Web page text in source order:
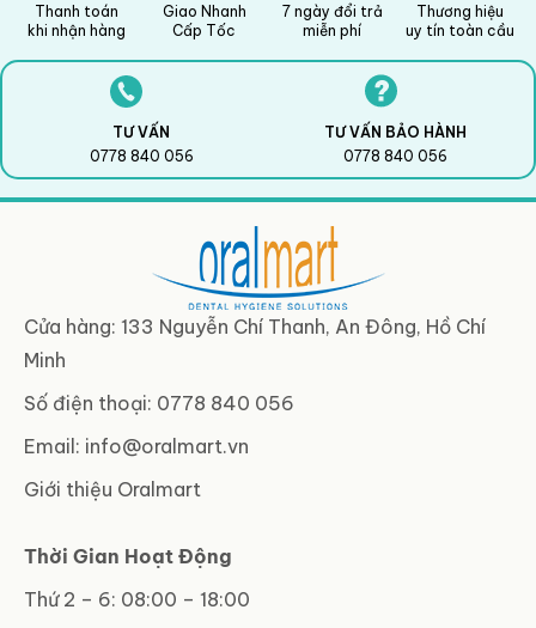
Thanh toán
khi nhận hàng
Giao Nhanh
Cấp Tốc
7 ngày đổi trả
miễn phí
Thương hiệu
uy tín toàn cầu
TƯ VẤN
0778 840 056
TƯ VẤN BẢO HÀNH
0778 840 056
Cửa hàng: 133 Nguyễn Chí Thanh, An Đông, Hồ Chí
Minh
Số điện thoại: 0778 840 056
Email: info@oralmart.vn
Giới thiệu Oralmart
Thời Gian Hoạt Động
Thứ 2 – 6: 08:00 – 18:00